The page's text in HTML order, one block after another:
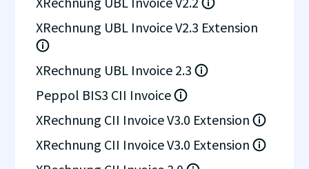
XRechnung UBL Invoice V2.3 Extension
XRechnung UBL Invoice 2.3
Peppol BIS3 CII Invoice
XRechnung CII Invoice V3.0 Extension
XRechnung CII Invoice V3.0 Extension